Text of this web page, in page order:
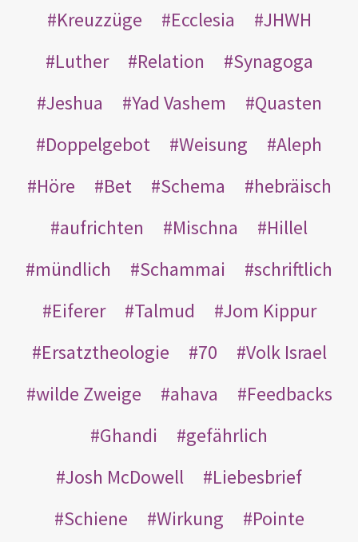
Kreuzzüge Ecclesia
JHWH
Luther
Relation
Synagoga
Jeshua
Yad Vashem
Quasten
Doppelgebot
Weisung
Aleph
Höre
Bet Schema
hebräisch
aufrichten
Mischna
Hillel
mündlich
Schammai
schriftlich
Eiferer
Talmud
Jom Kippur
Ersatztheologie
70
Volk Israel
wilde Zweige
ahava
Feedbacks
Ghandi
gefährlich
Josh McDowell
Liebesbrief
Schiene
Wirkung
Pointe